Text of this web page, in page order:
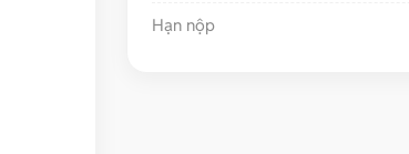
Hạn nộp